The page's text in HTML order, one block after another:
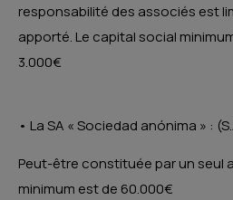
responsabilité des associés est
apporté. Le capital social
3.000€
• La SA « Sociedad anónima » :
Peut-être constituée par un seul
minimum est de 60.000€